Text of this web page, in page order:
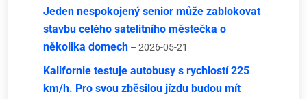
Jeden nespokojený senior může zablokovat
stavbu celého satelitního městečka o
několika domech – 2026-05-21
Kalifornie testuje autobusy s rychlostí 225
km/h. Pro svou zběsilou jízdu budou mít